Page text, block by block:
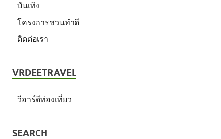
บันเทิง
โครงการชวนทำดี
ติดต่อเรา
VRDEETRAVEL
วีอาร์ดีท่องเที่ยว
SEARCH